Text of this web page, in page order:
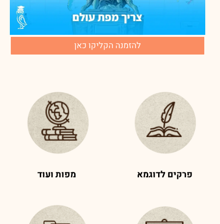
להזמנה הקליקו כאן
פרקים לדוגמא מפות ועוד